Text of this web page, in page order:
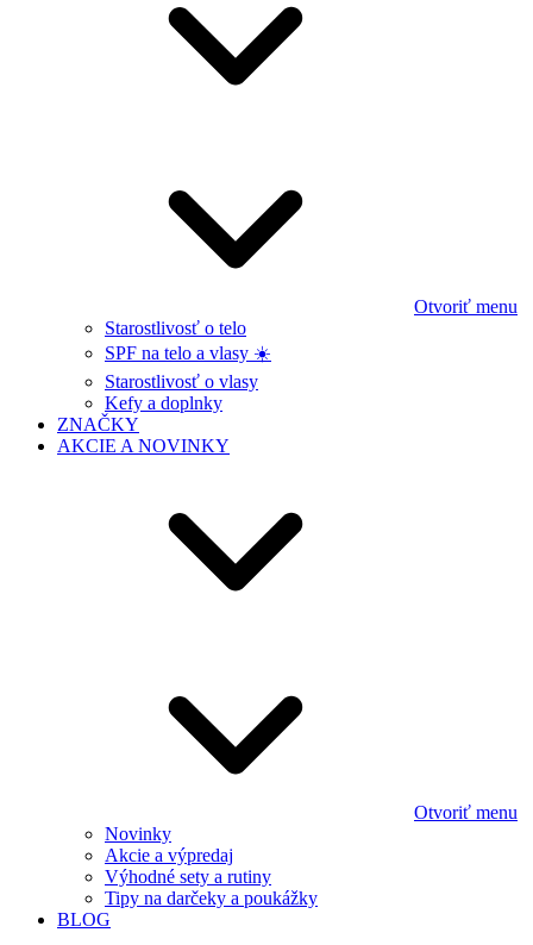
Otvoriť menu
Starostlivosť o telo
SPF na telo a vlasy ☀️
Starostlivosť o vlasy
Kefy a doplnky
ZNAČKY
AKCIE A NOVINKY
Otvoriť menu
Novinky
Akcie a výpredaj
Výhodné sety a rutiny
Tipy na darčeky a poukážky
BLOG